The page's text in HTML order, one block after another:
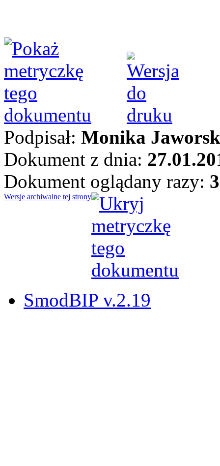
Podpisał: Monika
Dokument z dnia:
Dokument oglądany razy:
Wersje archiwalne tej strony
SmodBIP v.2.19